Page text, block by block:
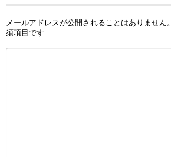
メールアドレスが公開されることはありません。
須項目です